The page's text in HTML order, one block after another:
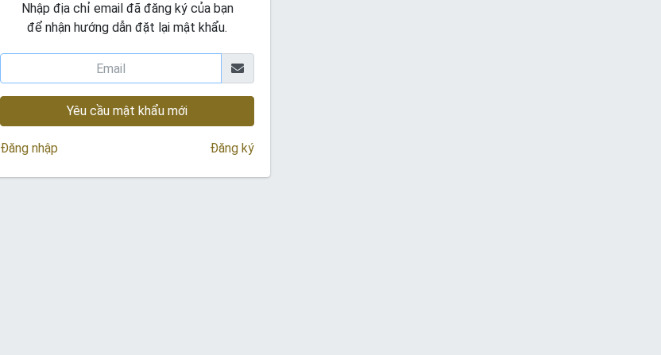
Nhập địa chỉ email đã đăng ký của bạn
để nhận hướng dẫn đặt lại mật khẩu.
Yêu cầu mật khẩu mới
Đăng nhập Đăng ký